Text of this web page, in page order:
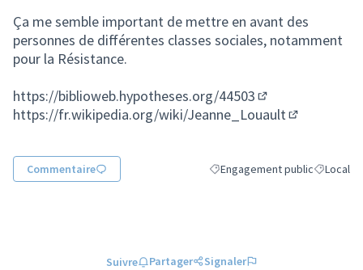
Ça me semble important de mettre en avant des
personnes de différentes classes sociales, notamment
pour la Résistance.
https://biblioweb.hypotheses.org/44503
(Lien externe)
https://fr.wikipedia.org/wiki/Jeanne_Louault
Commentaire Filtrer les résultats de la
Engagement publicFiltrer
Local
Suivre Partager Signaler